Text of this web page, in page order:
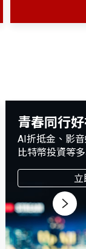
青春同行
AI折抵金、影
比特幣投資等
立
Next